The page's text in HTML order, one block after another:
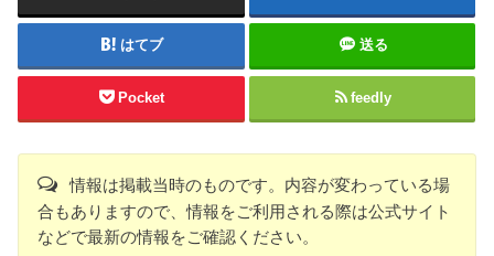
はてブ 送る
Pocket feedly
情報は掲載当時のものです。内容が変わっている場
合もありますので、情報をご利用される際は公式サイト
などで最新の情報をご確認ください。